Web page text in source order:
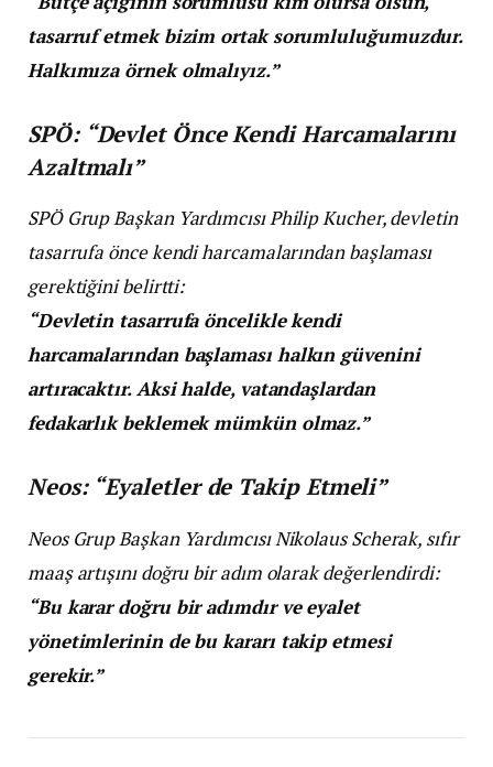
tasarruf etmek bizim ortak sorumluluğumuzdur.
Halkımıza örnek olmalıyız.”
SPÖ:“Devlet Önce Kendi Harcamalarını
Azaltmalı”
SPÖ Grup Başkan Yardımcısı Philip Kucher, devletin
tasarrufa önce kendi harcamalarından başlaması
gerektiğini belirtti:
“Devletin tasarrufa öncelikle kendi
harcamalarından başlaması halkın güvenini
artıracaktır. Aksi halde, vatandaşlardan
fedakarlık beklemek mümkün olmaz.”
Neos:“Eyaletler de Takip Etmeli”
Neos Grup Başkan Yardımcısı Nikolaus Scherak, sıfır
maaş artışını doğru bir adım olarak değerlendirdi:
“Bu karar doğru bir adımdır ve eyalet
yönetimlerinin de bu kararı takip etmesi
gerekir.”